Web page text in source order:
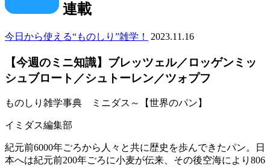
連載
今日から使える“ものしり”雑学！ 2023.11.16
【今週のミニ知識】ブレッツェル／ロッゲンミッ
シュブロート／シュトーレン／ツォプフ
ものしり雑学事典 ミニダス～【世界のパン】
イミダス編集部
紀元前6000年ごろから人々と共に歴史を歩んできたパン。日
本へは紀元前200年ごろに小麦が伝来、その後空海により806